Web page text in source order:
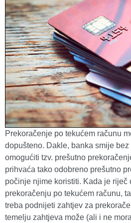
Prekoračenje po tekućem računu
dopušteno. Dakle, banka smije
omogućiti tzv. prešutno
prihvaća tako odobreno prešutno
počinje njime koristiti. Kada je riječ
prekoračenju po tekućem računu,
treba podnijeti zahtjev za
temelju zahtjeva može (ali i ne